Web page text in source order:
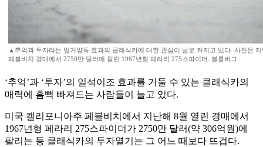
▲추억과 투자라는 일거양득 효과의 클래식카에 대한 관심이 날로 커지고 있다. 사진은
페블비치 경매에서 2750만 달러에 팔린 1967년형 페라리 275스파이더. 블룸버그
‘추억’과 ‘투자’의 일석이조 효과를 거둘 수 있는 클래식카의
매력에 흠뻑 빠져드는 사람들이 늘고 있다.
미국 캘리포니아주 페블비치에서 지난해 8월 열린 경매에서
1967년형 페라리 275스파이더가 2750만 달러(약 306억원)에
팔리는 등 클래식카의 투자열기는 그 어느 때보다 뜨겁다.